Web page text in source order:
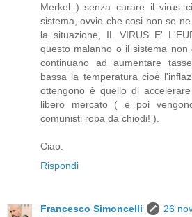
Merkel ) senza curare il virus
sistema, ovvio che cosi non se
la situazione, IL VIRUS E'
questo malanno o il sistema non
continuano ad aumentare
bassa la temperatura cioè
ottengono è quello di
libero mercato ( e poi
comunisti roba da chiodi! ).
Ciao.
Rispondi
Francesco Simoncelli
26